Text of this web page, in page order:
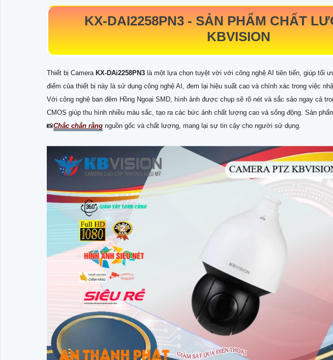
KX-DAI2258PN3 - SẢN PHẨM CHẤT
KBVISION
Thiết bị Camera KX-DAi2258PN3 là một lựa chọn tuyệt vời với công nghệ AI tiên tiến, giúp tối
điểm của thiết bị này là sử dụng công nghệ AI, đem lại hiệu suất cao và chính xác trong việc
Với công nghệ ban đêm Hồng Ngoại SMD, hình ảnh được chụp sẽ rõ nét và sắc sảo ngay cả
CMOS giúp thu hình nhiều màu sắc, tạo ra các bức ảnh chất lượng cao và sống động. Sản
📸Chắc chắn rằng nguồn gốc và chất lượng, mang lại sự tin cậy cho người sử dụng.